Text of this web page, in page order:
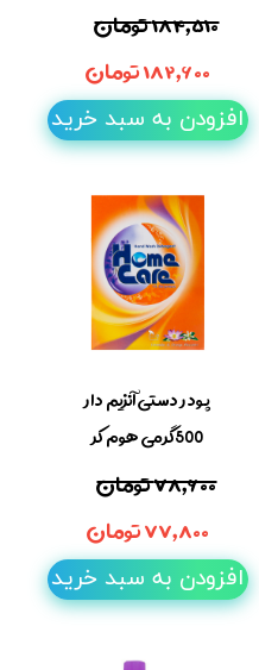
۱۸۴,۵۱۰ تومان
۱۸۲,۶۰۰ تومان
افزودن به سبد خرید
پودر دستی آنزیم دار
500گرمی هوم کر
۷۸,۶۰۰ تومان
۷۷,۸۰۰ تومان
افزودن به سبد خرید